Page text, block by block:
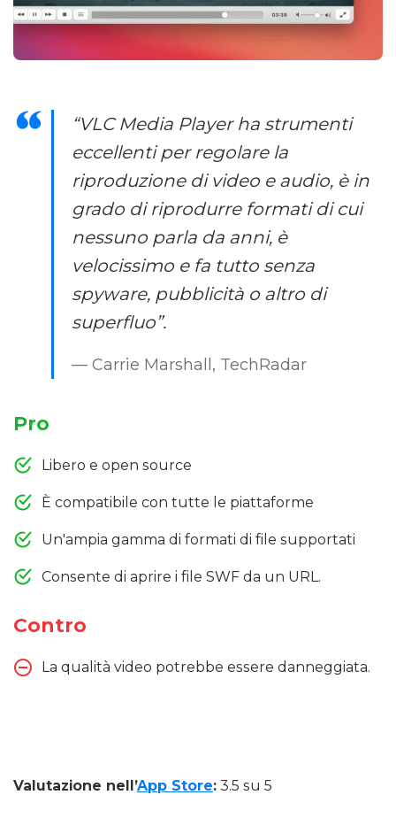
“VLC Media Player ha strumenti
eccellenti per regolare la
riproduzione di video e audio, è in
grado di riprodurre formati di cui
nessuno parla da anni, è
velocissimo e fa tutto senza
spyware, pubblicità o altro di
superfluo”.
— Carrie Marshall, TechRadar
Pro
Libero e open source
È compatibile con tutte le piattaforme
Un'ampia gamma di formati di file supportati
Consente di aprire i file SWF da un URL.
Contro
La qualità video potrebbe essere danneggiata.
Valutazione nell’App Store: 3.5 su 5